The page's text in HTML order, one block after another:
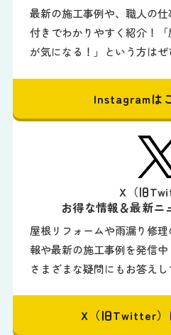
最新の施工事例や、職人の
付きでわかりやすく紹介！
が気になる！」という方はぜ
Instagramは
X（旧
お得な情報＆最新ニ
屋根リフォームや雨漏り修
報や最新の施工事例を発信中
さまざまな疑問にもお答えし
X（旧Twitter）